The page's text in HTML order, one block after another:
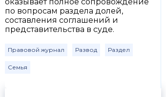
по вопросам раздела долей,
составления соглашений и
представительства в суде.
Правовой журнал Развод Раздел
Семья